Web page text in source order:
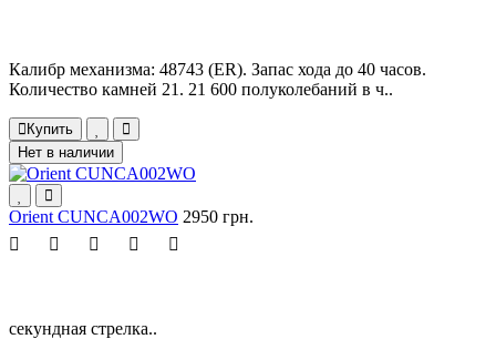
Калибр механизма: 48743 (ER). Запас хода до 40 часов.
Количество камней 21. 21 600 полуколебаний в ч..
Купить
Нет в наличии
Orient CUNCA002WO 2950 грн.
секундная стрелка..